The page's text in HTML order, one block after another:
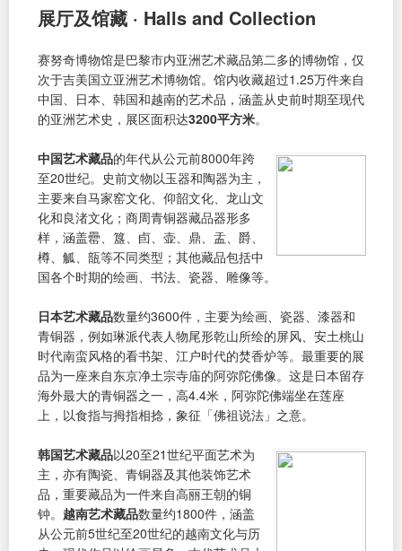
展厅及馆藏 · Halls and Collection
赛努奇博物馆是巴黎市内亚洲艺术藏品第二多的博物馆，仅
次于吉美国立亚洲艺术博物馆。馆内收藏超过1.25万件来自
中国、日本、韩国和越南的艺术品，涵盖从史前时期至现代
的亚洲艺术史，展区面积达3200平方米。
中国艺术藏品的年代从公元前8000年跨
至20世纪。史前文物以玉器和陶器为主，
主要来自马家窑文化、仰韶文化、龙山文
化和良渚文化；商周青铜器藏品器形多
样，涵盖罍、簋、卣、壶、鼎、盂、爵、
樽、觚、瓿等不同类型；其他藏品包括中
国各个时期的绘画、书法、瓷器、雕像等。
日本艺术藏品数量约3600件，主要为绘画、瓷器、漆器和
青铜器，例如琳派代表人物尾形乾山所绘的屏风、安土桃山
时代南蛮风格的看书架、江户时代的焚香炉等。最重要的展
品为一座来自东京净土宗寺庙的阿弥陀佛像。这是日本留存
海外最大的青铜器之一，高4.4米，阿弥陀佛端坐在莲座
上，以食指与拇指相捻，象征「佛祖说法」之意。
韩国艺术藏品以20至21世纪平面艺术为
主，亦有陶瓷、青铜器及其他装饰艺术
品，重要藏品为一件来自高丽王朝的铜
钟。 越南艺术藏品数量约1800件，涵盖
从公元前5世纪至20世纪的越南文化与历